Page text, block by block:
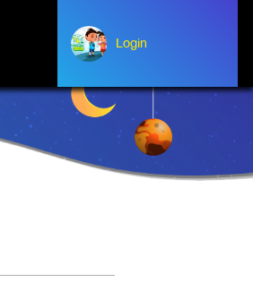
Login
Login